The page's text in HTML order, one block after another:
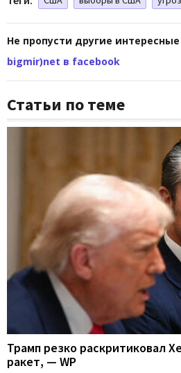
Не пропусти другие
bigmir)net в facebook
Статьи по теме
Трамп резко раскритиковал
ракет, — WP